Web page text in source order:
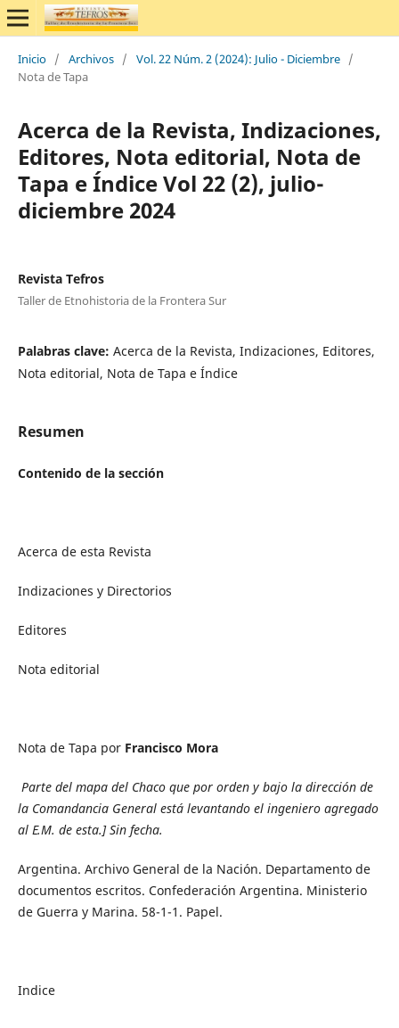
Inicio / Archivos / Vol. 22 Núm. 2 (2024): Julio - Diciembre /
Nota de Tapa
Acerca de la Revista, Indizaciones,
Editores, Nota editorial, Nota de
Tapa e Índice Vol 22 (2), julio-
diciembre 2024
Revista Tefros
Taller de Etnohistoria de la Frontera Sur
Palabras clave: Acerca de la Revista, Indizaciones, Editores,
Nota editorial, Nota de Tapa e Índice
Resumen
Contenido de la sección
Acerca de esta Revista
Indizaciones y Directorios
Editores
Nota editorial
Nota de Tapa por Francisco Mora
Parte del mapa del Chaco que por orden y bajo la dirección de
la Comandancia General está levantando el ingeniero agregado
al E.M. de esta.] Sin fecha.
Argentina. Archivo General de la Nación. Departamento de
documentos escritos. Confederación Argentina. Ministerio
de Guerra y Marina. 58-1-1. Papel.
Indice